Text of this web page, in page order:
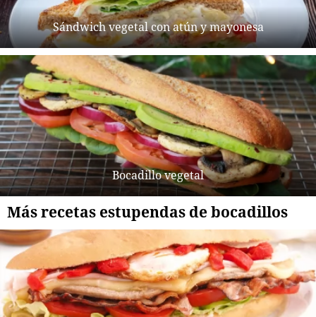
Sándwich vegetal con atún y mayonesa
Bocadillo vegetal
Más recetas estupendas de bocadillos